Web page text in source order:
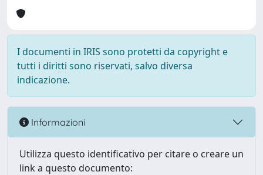
I documenti in IRIS sono protetti da copyright e
tutti i diritti sono riservati, salvo diversa
indicazione.
Informazioni
Utilizza questo identificativo per citare o creare un
link a questo documento: